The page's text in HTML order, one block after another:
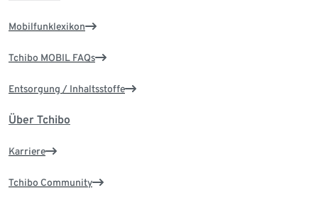
Mobilfunklexikon
Tchibo MOBIL FAQs
Entsorgung / Inhaltsstoffe
Über Tchibo
Karriere
Tchibo Community